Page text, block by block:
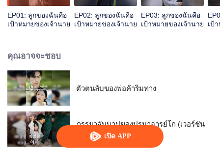
เปิด APP
EP01: ลูกของฉันคือ
เป้าหมายของเจ้านาย
EP02: ลูกของฉันคือ
เป้าหมายของเจ้านาย
EP03: ลูกของฉันคือ
เป้าหมายของเจ้านาย
เป้
คุณอาจจะชอบ
ตัวตนลับของพ่อค้าริมทาง
ภรรยาลับบาปของปรมาจารย์โก (เวอร์ชัน
เกาหลี)